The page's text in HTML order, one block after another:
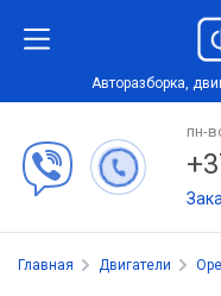
Авторазборка,
пн-
Главная Двигатели Opel